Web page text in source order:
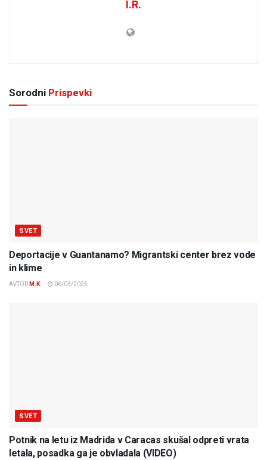
I.R.
Sorodni Prispevki
SVET
Deportacije v Guantanamo? Migrantski center brez vode
in klime
AVTOR M.K. 06/03/2025
SVET
Potnik na letu iz Madrida v Caracas skušal odpreti vrata
letala, posadka ga je obvladala (VIDEO)